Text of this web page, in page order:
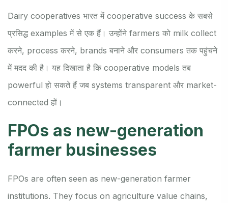
Dairy cooperatives भारत में cooperative success के सबसे
प्रसिद्ध examples में से एक हैं। उन्होंने farmers को milk collect
करने, process करने, brands बनाने और consumers तक पहुंचने
में मदद की है। यह दिखाता है कि cooperative models तब
powerful हो सकते हैं जब systems transparent और market-
connected हों।
FPOs as new-generation
farmer businesses
FPOs are often seen as new-generation farmer
institutions. They focus on agriculture value chains,